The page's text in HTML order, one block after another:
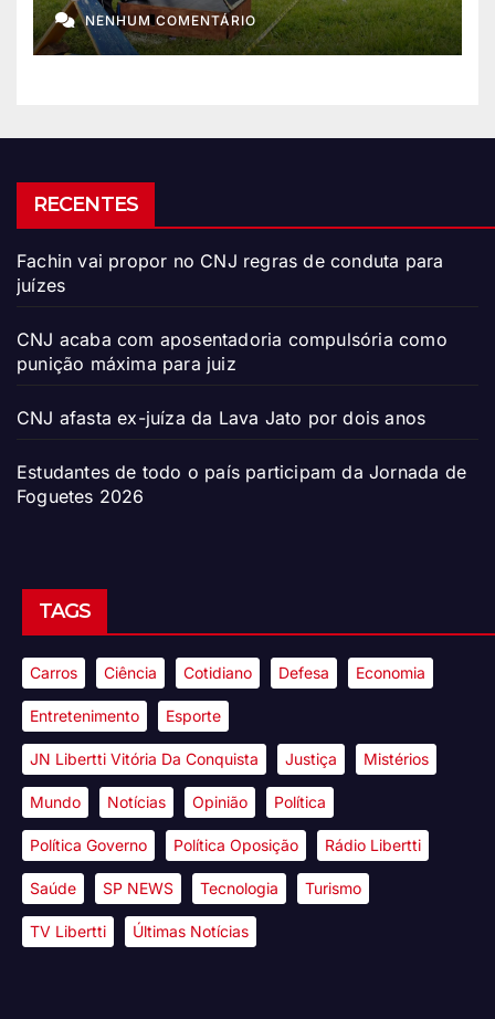
Foguetes 2026
NENHUM COMENTÁRIO
RECENTES
Fachin vai propor no CNJ regras de conduta para
juízes
CNJ acaba com aposentadoria compulsória como
punição máxima para juiz
CNJ afasta ex-juíza da Lava Jato por dois anos
Estudantes de todo o país participam da Jornada de
Foguetes 2026
TAGS
Carros Ciência Cotidiano Defesa Economia
Entretenimento Esporte
JN Libertti Vitória Da Conquista Justiça Mistérios
Mundo Notícias Opinião Política
Política Governo Política Oposição Rádio Libertti
Saúde SP NEWS Tecnologia Turismo
TV Libertti Últimas Notícias